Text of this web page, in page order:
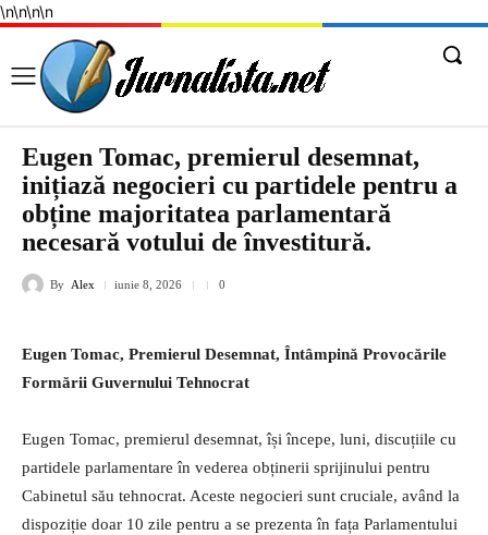
\n\n\n\n
Eugen Tomac, premierul desemnat,
inițiază negocieri cu partidele pentru a
obține majoritatea parlamentară
necesară votului de învestitură.
By Alex iunie 8, 2026 0
Eugen Tomac, Premierul Desemnat, Întâmpină Provocările
Formării Guvernului Tehnocrat
Eugen Tomac, premierul desemnat, își începe, luni, discuțiile cu
partidele parlamentare în vederea obținerii sprijinului pentru
Cabinetul său tehnocrat. Aceste negocieri sunt cruciale, având la
dispoziție doar 10 zile pentru a se prezenta în fața Parlamentului